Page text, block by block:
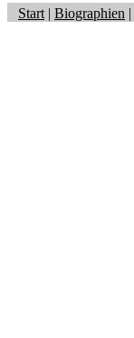
Start | Biographien |